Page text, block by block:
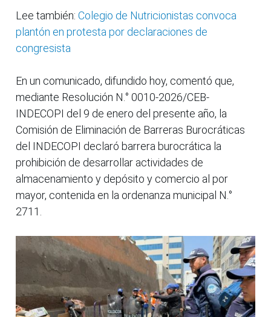
Lee también: Colegio de Nutricionistas convoca
plantón en protesta por declaraciones de
congresista
En un comunicado, difundido hoy, comentó que,
mediante Resolución N.° 0010-2026/CEB-
INDECOPI del 9 de enero del presente año, la
Comisión de Eliminación de Barreras Burocráticas
del INDECOPI declaró barrera burocrática la
prohibición de desarrollar actividades de
almacenamiento y depósito y comercio al por
mayor, contenida en la ordenanza municipal N.°
2711.